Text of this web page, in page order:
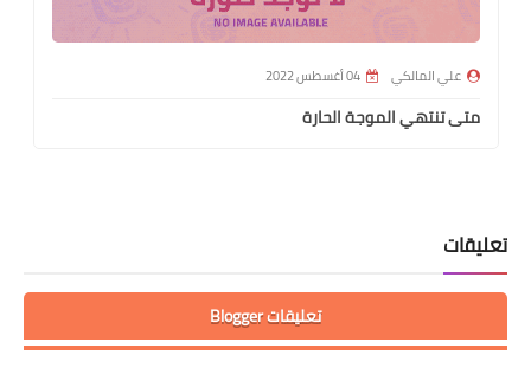
علي المالكي 04 أغسطس 2022
متى تنتهي الموجة الحارة
تعليقات
تعليقات Blogger